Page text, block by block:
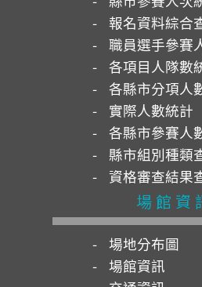
報名資料綜合
職員選手參賽
各項目人隊數
各縣市分項人
實際人數統計
各縣市參賽人
縣市組別種類
資格審查結果
場館資
場地分布圖
場館資訊